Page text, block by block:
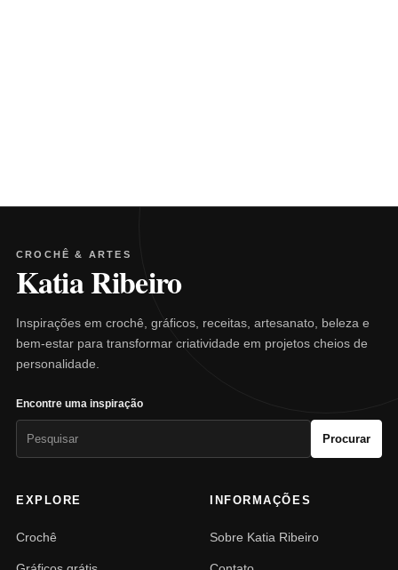
CROCHÊ & ARTES
Katia Ribeiro
Inspirações em crochê, gráficos, receitas, artesanato, beleza e
bem-estar para transformar criatividade em projetos cheios de
personalidade.
Encontre uma inspiração
Procurar
EXPLORE
Crochê
INFORMAÇÕES
Sobre Katia Ribeiro